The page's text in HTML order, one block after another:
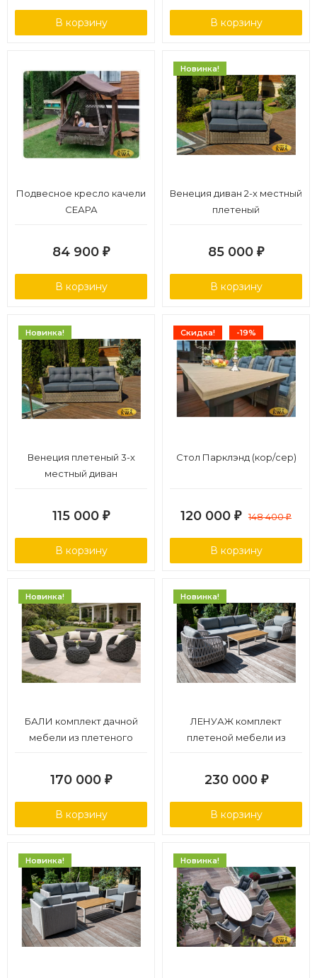
В корзину В корзину
Подвесное кресло качели
СЕАРА
84 900 ₽
В корзину
Новинка!
Венеция диван 2-х местный
плетеный
85 000 ₽
В корзину
Новинка!
Венеция плетеный 3-х
местный диван
115 000 ₽
В корзину
Скидка! -19%
Стол Парклэнд (кор/сер)
120 000 ₽ 148 400₽
В корзину
Новинка!
БАЛИ комплект дачной
мебели из плетеного
170 000 ₽
В корзину
Новинка!
ЛЕНУАЖ комплект
плетеной мебели из
230 000 ₽
В корзину
Новинка! Новинка!